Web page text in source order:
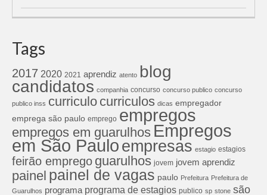
Tags
2017 2020 2021 aprendiz atento blog
candidatos companhia concurso concurso publico concurso
publico inss curriculo curriculos dicas empregador
emprega são paulo emprego empregos
empregos em guarulhos Empregos
em São Pauloempresas estagio estagios
feirão emprego guarulhos jovem jovem aprendiz
painel painel de vagas paulo Prefeitura Prefeitura de
Guarulhos programa programa de estagios publico sp stone são